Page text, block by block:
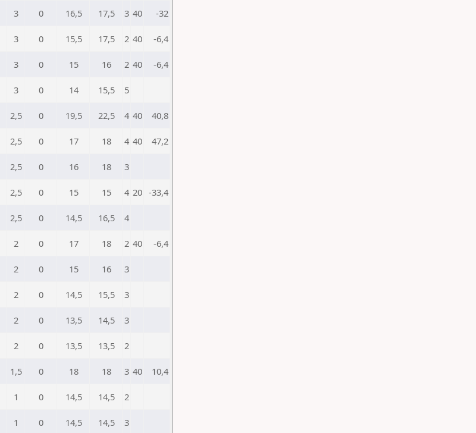
3 0 16,5 17,5 3 40 -32
3 0 15,5 17,5 2 40 -6,4
3 0 15 16 2 40 -6,4
3 0 14 15,5 5
2,5 0 19,5 22,5 4 40 40,8
2,5 0 17 18 4 40 47,2
2,5 0 16 18 3
2,5 0 15 15 4 20 -33,4
2,5 0 14,5 16,5 4
2 0 17 18 2 40 -6,4
2 0 15 16 3
2 0 14,5 15,5 3
2 0 13,5 14,5 3
2 0 13,5 13,5 2
1,5 0 18 18 3 40 10,4
1 0 14,5 14,5 2
1 0 14,5 14,5 3